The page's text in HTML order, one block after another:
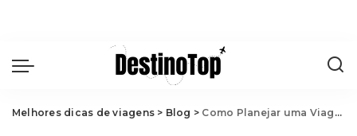
Melhores dicas de viagens > Blog > Como Planejar uma Viagem Incrível para a Argentina